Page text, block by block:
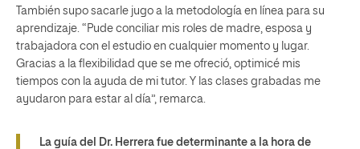
También supo sacarle jugo a la metodología en línea para su
aprendizaje. “Pude conciliar mis roles de madre, esposa y
trabajadora con el estudio en cualquier momento y lugar.
Gracias a la flexibilidad que se me ofreció, optimicé mis
tiempos con la ayuda de mi tutor. Y las clases grabadas me
ayudaron para estar al día”, remarca.
La guía del Dr. Herrera fue determinante a la hora de